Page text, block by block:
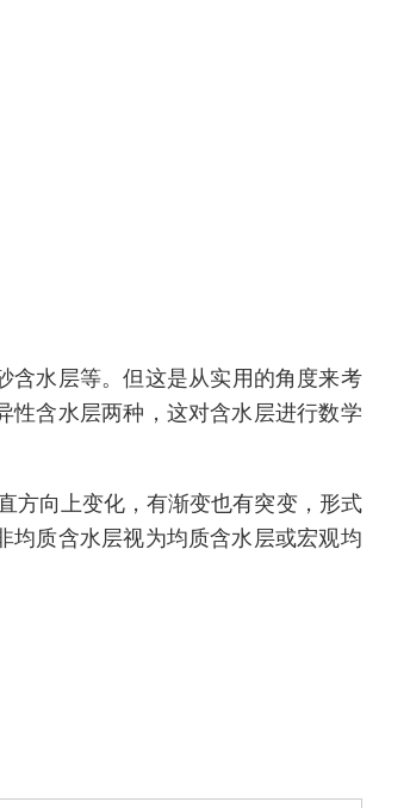
含水层等。但这是从实用的角度来考
性含水层两种，这对含水层进行数学
方向上变化，有渐变也有突变，形式
均质含水层视为均质含水层或宏观均